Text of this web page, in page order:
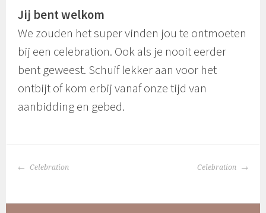
Jij bent welkom
We zouden het super vinden jou te ontmoeten
bij een celebration. Ook als je nooit eerder
bent geweest. Schuif lekker aan voor het
ontbijt of kom erbij vanaf onze tijd van
aanbidding en gebed.
BERICHTNAVIGATIE
Celebration Celebration